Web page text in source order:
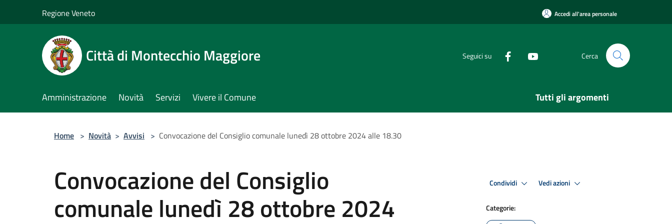
Regione Veneto Accedi all'area personale
Città di Montecchio Maggiore Seguici su Cerca
Amministrazione Novità Servizi Vivere il Comune Tutti gli argomenti
Home > Novità > Avvisi > Convocazione del Consiglio comunale lunedì 28 ottobre 2024 alle 18.30
Convocazione del Consiglio
comunale lunedì 28 ottobre 2024
Condividi Vedi azioni
Categorie: